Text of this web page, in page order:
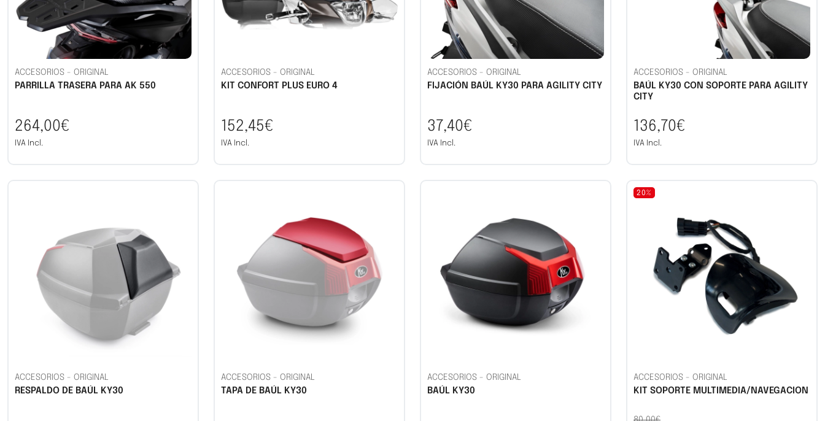
ACCESORIOS - ORIGINAL
PARRILLA TRASERA PARA AK 550
264,00€
IVA Incl.
ACCESORIOS - ORIGINAL
KIT CONFORT PLUS EURO 4
152,45€
IVA Incl.
ACCESORIOS - ORIGINAL
FIJACIÓN BAÚL KY30 PARA AGILITY CITY
37,40€
IVA Incl.
ACCESORIOS - ORIGINAL
BAÚL KY30 CON SOPORTE PARA AGILITY
CITY
136,70€
IVA Incl.
ACCESORIOS - ORIGINAL
RESPALDO DE BAÚL KY30
ACCESORIOS - ORIGINAL
TAPA DE BAÚL KY30
ACCESORIOS - ORIGINAL
BAÚL KY30
20%
ACCESORIOS - ORIGINAL
KIT SOPORTE MULTIMEDIA/NAVEGACION